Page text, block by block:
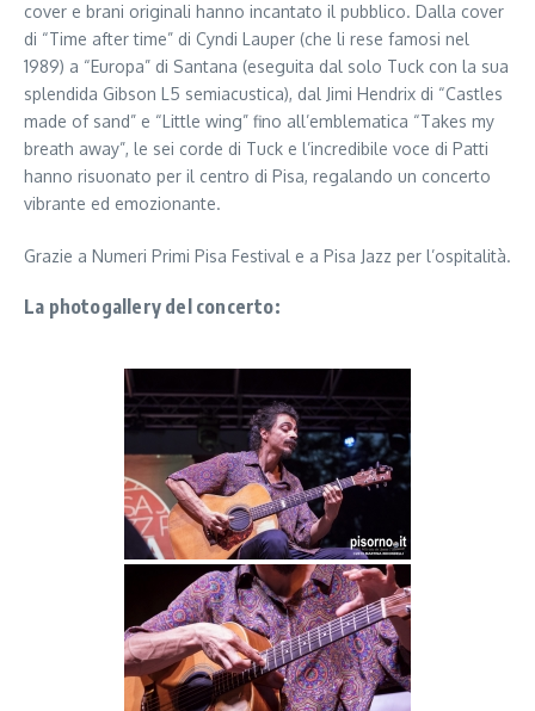
cover e brani originali hanno incantato il pubblico. Dalla cover
di “Time after time” di Cyndi Lauper (che li rese famosi nel
1989) a “Europa” di Santana (eseguita dal solo Tuck con la sua
splendida Gibson L5 semiacustica), dal Jimi Hendrix di “Castles
made of sand” e “Little wing” fino all’emblematica “Takes my
breath away”, le sei corde di Tuck e l’incredibile voce di Patti
hanno risuonato per il centro di Pisa, regalando un concerto
vibrante ed emozionante.
Grazie a Numeri Primi Pisa Festival e a Pisa Jazz per l’ospitalità.
La photogallery del concerto: